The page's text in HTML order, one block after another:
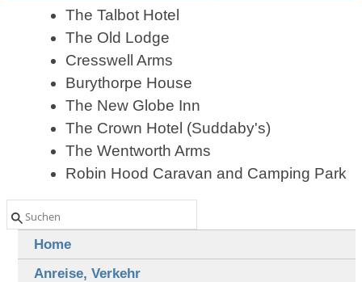
The Talbot Hotel
The Old Lodge
Cresswell Arms
Burythorpe House
The New Globe Inn
The Crown Hotel (Suddaby's)
The Wentworth Arms
Robin Hood Caravan and Camping Park
Home
Anreise, Verkehr